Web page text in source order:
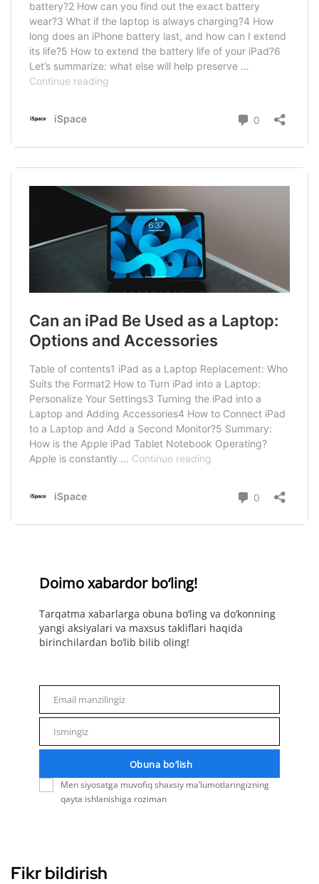
Doimo xabardor bo‘ling!
Tarqatma xabarlarga obuna bo‘ling va do‘konning
yangi aksiyalari va maxsus takliflari haqida
birinchilardan bo‘lib bilib oling!
Email
Email manzilingiz
Name
Ismingiz
Obuna bo‘lish
Men siyosatga muvofiq shaxsiy ma’lumotlaringizning
qayta ishlanishiga roziman
Fikr bildirish